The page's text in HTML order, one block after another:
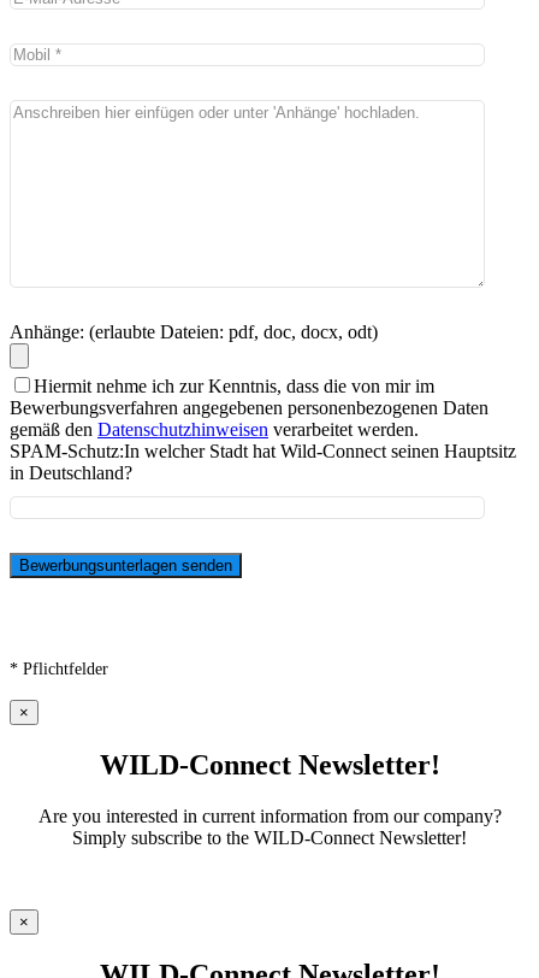
Anhänge: (erlaubte Dateien: pdf, doc, docx, odt)
Hiermit nehme ich zur Kenntnis, dass die von mir im
Bewerbungsverfahren angegebenen personenbezogenen Daten
gemäß den Datenschutzhinweisen verarbeitet werden.
SPAM-Schutz:In welcher Stadt hat Wild-Connect seinen Hauptsitz
in Deutschland?
* Pflichtfelder
×
WILD-Connect Newsletter!
Are you interested in current information from our company?
Simply subscribe to the WILD-Connect Newsletter!
×